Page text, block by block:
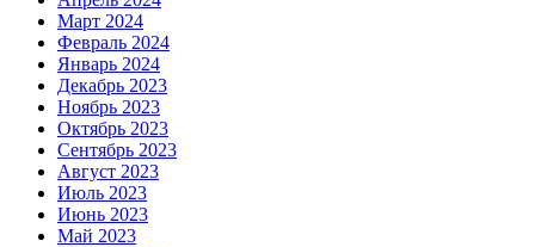
Март 2024
Февраль 2024
Январь 2024
Декабрь 2023
Ноябрь 2023
Октябрь 2023
Сентябрь 2023
Август 2023
Июль 2023
Июнь 2023
Май 2023